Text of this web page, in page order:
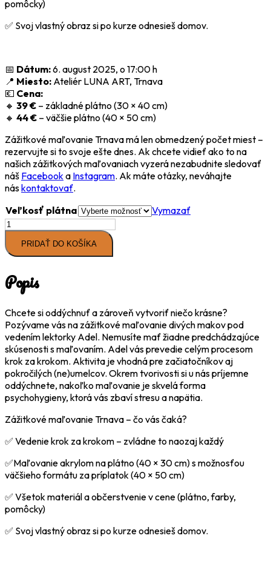
pomôcky)
✅ Svoj vlastný obraz si po kurze odnesieš domov.
📅 Dátum:6. august 2025, o 17:00 h
📍 Miesto: Ateliér LUNA ART, Trnava
💶 Cena:
🔸 39 € – základné plátno (30 × 40 cm)
🔸 44 € – väčšie plátno (40 × 50 cm)
Zážitkové maľovanie Trnava má len obmedzený počet miest –
rezervujte si to svoje ešte dnes. Ak chcete vidieť ako to na
našich zážitkových maľovaniach vyzerá nezabudnite sledovať
náš Facebooka Instagram. Ak máte otázky, neváhajte
náskontaktovať.
Veľkosť plátna
Vymazať
množstvo
Zážitkové
maľovanie
Trnava
maky"
6.8.2025
PRIDAŤ DO KOŠÍKA
Popis
Chcete si oddýchnuť a zároveň vytvoriť niečo krásne?
Pozývame vás na zážitkové maľovanie divých makov pod
vedením lektorky Adel. Nemusíte mať žiadne predchádzajúce
skúsenosti s maľovaním. Adel vás prevedie celým procesom
krok za krokom. Aktivita je vhodná pre začiatočníkov aj
pokročilých (ne)umelcov. Okrem tvorivosti si u nás príjemne
oddýchnete, nakoľko maľovanie je skvelá forma
psychohygieny, ktorá vás zbaví stresu a napätia.
Zážitkové maľovanie Trnava – čo vás čaká?
✅ Vedenie krok za krokom – zvládne to naozaj každý
✅Maľovanie akrylom na plátno (40 × 30 cm) s možnosťou
väčšieho formátu za príplatok (40 × 50 cm)
✅ Všetok materiál a občerstvenie v cene (plátno, farby,
pomôcky)
✅ Svoj vlastný obraz si po kurze odnesieš domov.